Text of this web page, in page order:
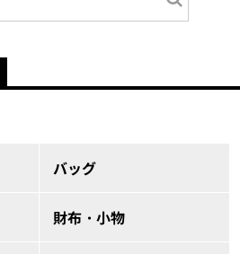
バッグ
財布・小物